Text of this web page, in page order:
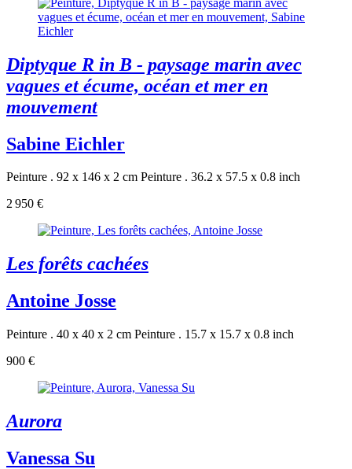
Diptyque R in B - paysage marin avec
vagues et écume, océan et mer en
mouvement
Sabine Eichler
Peinture . 92 x 146 x 2 cm Peinture . 36.2 x 57.5 x 0.8 inch
2 950 €
Les forêts cachées
Antoine Josse
Peinture . 40 x 40 x 2 cm Peinture . 15.7 x 15.7 x 0.8 inch
900 €
Aurora
Vanessa Su